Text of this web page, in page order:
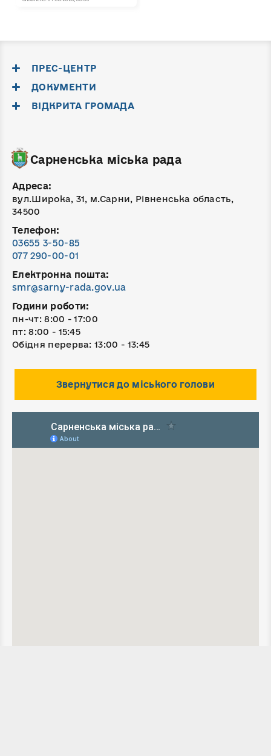
ПРЕС-ЦЕНТР
ДОКУМЕНТИ
ВІДКРИТА ГРОМАДА
Сарненська міська рада
Адреса:
вул.Широка, 31, м.Сарни, Рівненська область,
34500
Телефон:
03655 3-50-85
077 290-00-01
Електронна пошта:
smr@sarny-rada.gov.ua
Години роботи:
пн-чт: 8:00 - 17:00
пт: 8:00 - 15:45
Обідня перерва: 13:00 - 13:45
Звернутися до міського голови